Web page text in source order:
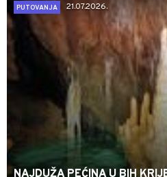
PUTOVANJA
21.07.2026.
NAJDUŽA PEĆINA U BIH